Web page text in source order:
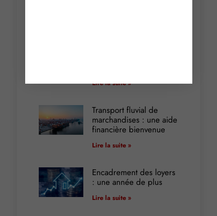
Lire la suite »
Transport fluvial de
marchandises : une aide
financière bienvenue
Lire la suite »
Encadrement des loyers
: une année de plus
Lire la suite »